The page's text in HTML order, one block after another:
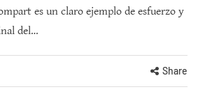
es un claro ejemplo de esfuerzo y
del…
Share